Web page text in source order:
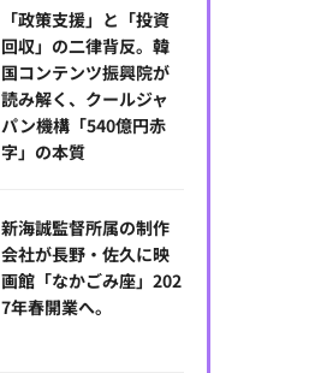
「政策支援」と「投資
回収」の二律背反。韓
国コンテンツ振興院が
読み解く、クールジャ
パン機構「540億円赤
字」の本質
新海誠監督所属の制作
会社が長野・佐久に映
画館「なかごみ座」202
7年春開業へ。